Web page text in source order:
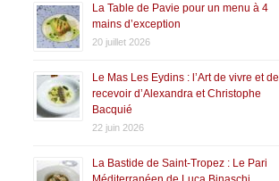
La Table de Pavie pour un menu à 4
mains d’exception
20 juillet 2026
Le Mas Les Eydins : l’Art de vivre et de
recevoir d’Alexandra et Christophe
Bacquié
22 juin 2026
La Bastide de Saint-Tropez : Le Pari